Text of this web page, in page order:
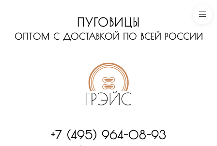
ПУГОВИЦЫ
ОПТОМ С ДОСТАВКОЙ ПО ВСЕЙ РОССИИ
+7 (495) 964-08-93